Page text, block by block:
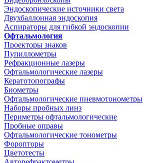
Эндоскопические источники света
Двухбаллонная эндоскопия
Аспираторы для гибкой эндоскопии
Офтальмология
Проекторы знаков
Пупиллометры
Рефракционные лазеры
Офтальмологические лазеры
Кератотопографы
Биометры
Офтальмологические пневмотонометры
Наборы пробных линз
Периметры офтальмологические
Пробные оправы
Офтальмологические тонометры
Форопторы
Цветотесты